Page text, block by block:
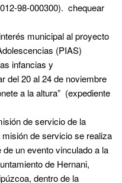
98-000300). chequear
municipal al proyecto
(PIAS)
infancias y
del 20 al 24 de noviembre
a la altura” (expediente
de servicio de la
de servicio se realiza
un evento vinculado a la
de Hernani,
dentro de la